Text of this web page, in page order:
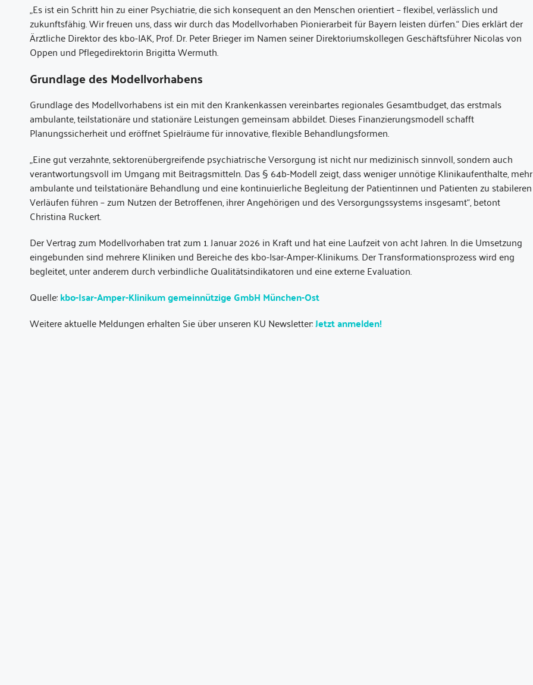
„Es ist ein Schritt hin zu einer Psychiatrie, die sich konsequent an den Menschen orientiert – flexibel, verlässlich und
zukunftsfähig. Wir freuen uns, dass wir durch das Modellvorhaben Pionierarbeit für Bayern leisten dürfen.“ Dies erklärt der
Ärztliche Direktor des kbo-IAK, Prof. Dr. Peter Brieger im Namen seiner Direktoriumskollegen Geschäftsführer Nicolas von
Oppen und Pflegedirektorin Brigitta Wermuth.
Grundlage des Modellvorhabens
Grundlage des Modellvorhabens ist ein mit den Krankenkassen vereinbartes regionales Gesamtbudget, das erstmals
ambulante, teilstationäre und stationäre Leistungen gemeinsam abbildet. Dieses Finanzierungsmodell schafft
Planungssicherheit und eröffnet Spielräume für innovative, flexible Behandlungsformen.
„Eine gut verzahnte, sektorenübergreifende psychiatrische Versorgung ist nicht nur medizinisch sinnvoll, sondern auch
verantwortungsvoll im Umgang mit Beitragsmitteln. Das § 64b-Modell zeigt, dass weniger unnötige Klinikaufenthalte, mehr
ambulante und teilstationäre Behandlung und eine kontinuierliche Begleitung der Patientinnen und Patienten zu stabileren
Verläufen führen – zum Nutzen der Betroffenen, ihrer Angehörigen und des Versorgungssystems insgesamt“, betont
Christina Ruckert.
Der Vertrag zum Modellvorhaben trat zum 1. Januar 2026 in Kraft und hat eine Laufzeit von acht Jahren. In die Umsetzung
eingebunden sind mehrere Kliniken und Bereiche des kbo-Isar-Amper-Klinikums. Der Transformationsprozess wird eng
begleitet, unter anderem durch verbindliche Qualitätsindikatoren und eine externe Evaluation.
Quelle:kbo-Isar-Amper-Klinikum gemeinnützige GmbH München-Ost
Weitere aktuelle Meldungen erhalten Sie über unseren KU Newsletter:Jetzt anmelden!